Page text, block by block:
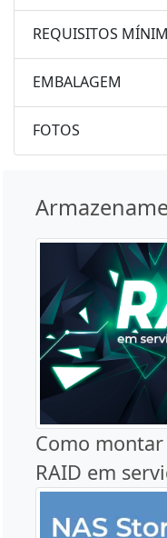
REQUISITOS
EMBALAGEM
FOTOS
Como
RAID em